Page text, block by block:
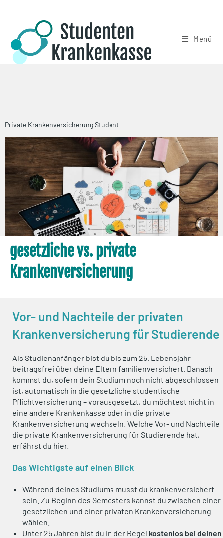
Menü
Private Krankenversicherung Student
gesetzliche vs. private
Krankenversicherung
Vor- und Nachteile der privaten
Krankenversicherung für Studierende
Als Studienanfänger bist du bis zum 25. Lebensjahr
beitragsfrei über deine Eltern familienversichert. Danach
kommst du, sofern dein Studium noch nicht abgeschlossen
ist, automatisch in die gesetzliche studentische
Pflichtversicherung – vorausgesetzt, du möchtest nicht in
eine andere Krankenkasse oder in die private
Krankenversicherung wechseln. Welche Vor- und Nachteile
die private Krankenversicherung für Studierende hat,
erfährst du hier.
Das Wichtigste auf einen Blick
Während deines Studiums musst du krankenversichert
sein. Zu Beginn des Semesters kannst du zwischen einer
gesetzlichen und einer privaten Krankenversicherung
wählen.
Unter 25 Jahren bist du in der Regel kostenlos bei deinen